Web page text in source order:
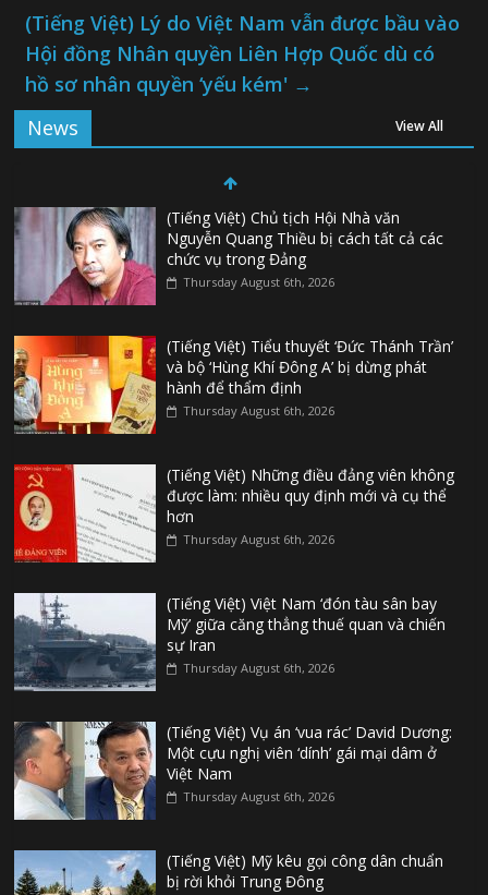
(Tiếng Việt) Lý do Việt Nam vẫn được bầu vào
Hội đồng Nhân quyền Liên Hợp Quốc dù có
hồ sơ nhân quyền ‘yếu kém' →
News
View All
(Tiếng Việt) Chủ tịch Hội Nhà văn
Nguyễn Quang Thiều bị cách tất cả các
chức vụ trong Đảng
Thursday August 6th, 2026
(Tiếng Việt) Tiểu thuyết ‘Đức Thánh Trần’
và bộ ‘Hùng Khí Đông A’ bị dừng phát
hành để thẩm định
Thursday August 6th, 2026
(Tiếng Việt) Những điều đảng viên không
được làm: nhiều quy định mới và cụ thể
hơn
Thursday August 6th, 2026
(Tiếng Việt) Việt Nam ‘đón tàu sân bay
Mỹ’ giữa căng thẳng thuế quan và chiến
sự Iran
Thursday August 6th, 2026
(Tiếng Việt) Vụ án ‘vua rác’ David Dương:
Một cựu nghị viên ‘dính’ gái mại dâm ở
Việt Nam
Thursday August 6th, 2026
(Tiếng Việt) Mỹ kêu gọi công dân chuẩn
bị rời khỏi Trung Đông